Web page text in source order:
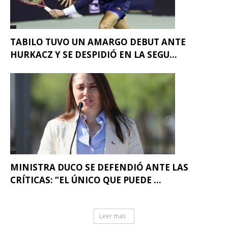
TABILO TUVO UN AMARGO DEBUT ANTE
HURKACZ Y SE DESPIDIÓ EN LA SEGU...
MINISTRA DUCO SE DEFENDIÓ ANTE LAS
CRÍTICAS: “EL ÚNICO QUE PUEDE ...
Leer mas